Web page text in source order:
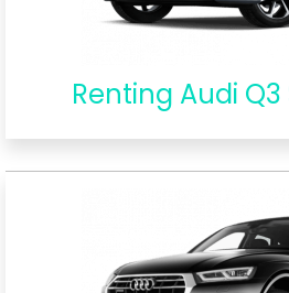
Renting Audi